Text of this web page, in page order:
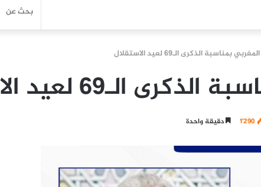
الذكرى الـ69 لعيد الاستقلال
لعيد الاستقلال
1٬290 دقيقة واحدة